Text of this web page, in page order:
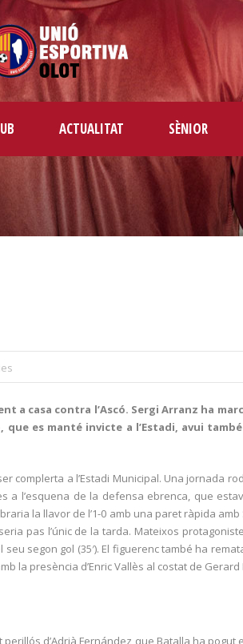
ACTUALITAT SÈNIOR
a casa contra l’Ascó. Sergi Arranz ha
es manté invicte a l’Estadi, avui
complerta a l’Estadi Municipal. Una jornada
l’esquena de la defensa ebrenca, que
la llavor de l’1-0 amb una paret ràpida
pas l’únic de la tarda. Mateixos
segon gol (35′). El figuerenc també ha
la presència d’Enric Vallès al costat de Gerard
d’Adrià Fernández que Batalla ha